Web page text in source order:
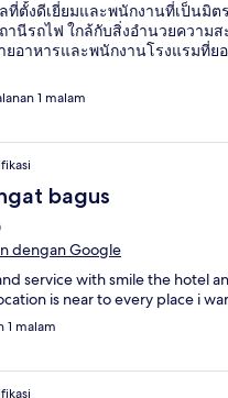
ที่ตั้งดีเยี่ยมและพนักงานที่เป็นมิต
านีรถไฟ ใกล้กับสิ่งอำนวยความส
อาหารและพนักงานโรงแรมที่ย
1 malam
bagus
dengan Google
service with smile the hotel
is near to every place i
1 malam